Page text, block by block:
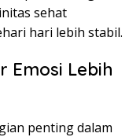
sehat
hari lebih stabil.
Emosi Lebih
penting dalam